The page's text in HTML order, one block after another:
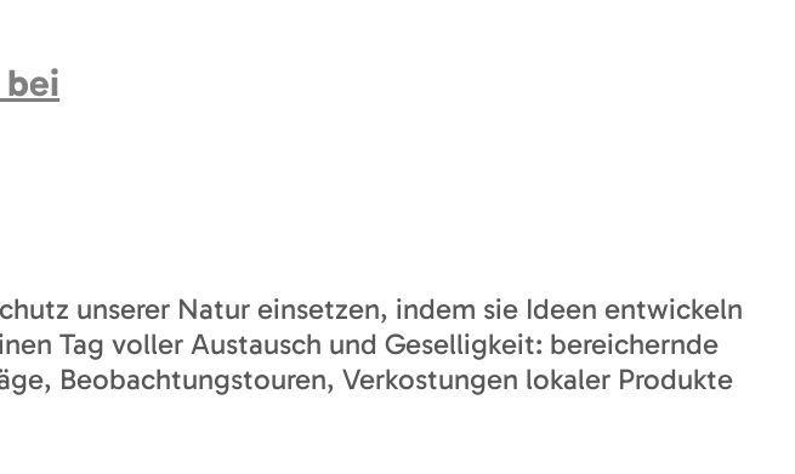
unserer Natur einsetzen, indem sie Ideen entwickeln
Tag voller Austausch und Geselligkeit: bereichernde
Beobachtungstouren, Verkostungen lokaler Produkte